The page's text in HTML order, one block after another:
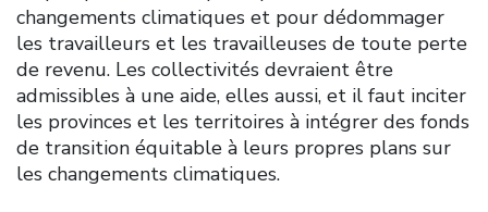
changements climatiques et pour dédommager
les travailleurs et les travailleuses de toute perte
de revenu. Les collectivités devraient être
admissibles à une aide, elles aussi, et il faut inciter
les provinces et les territoires à intégrer des fonds
de transition équitable à leurs propres plans sur
les changements climatiques.